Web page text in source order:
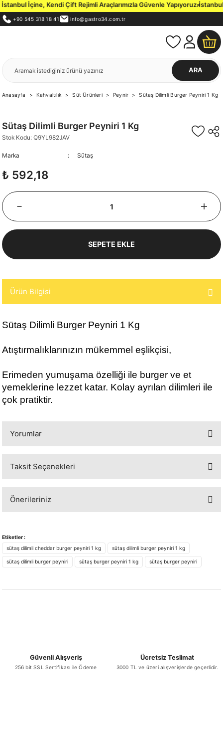
İçine, Kendi Çift Rejimli Araçlarımızla Güvenle Yapıyoruz.İstanbul
+90 545 318 18 41 info@gastro34.com.tr
ARA
Anasayfa Kahvaltılık Süt Ürünleri Peynir Sütaş Dilimli Burger Peyniri 1 Kg
Sütaş Dilimli Burger Peyniri 1 Kg
Stok Kodu: Q9YL982JAV
Marka Sütaş
₺ 592,18
SEPETE EKLE
Ürün Bilgisi
Sütaş Dilimli Burger Peyniri 1 Kg
Atıştırmalıklarınızın mükemmel eşlikçisi,
Erimeden yumuşama özelliği ile burger ve et
yemeklerine lezzet katar. Kolay ayrılan dilimleri ile
çok pratiktir.
Yorumlar
Taksit Seçenekleri
Önerileriniz
iletebilirsiniz.
Görüş ve önerileriniz için teşekkür ederiz.
Ürün açıklamasında eksik bilgiler bulunuyor.
Etiketler :
sütaş dilimli cheddar burger peyniri 1 kg
sütaş dilimli burger peyniri 1 kg
sütaş dilimli burger peyniri sütaş burger peyniri 1 kg sütaş burger peyniri
Güvenli Alışveriş
256 bit SSL Sertifikası ile Ödeme
Ücretsiz Teslimat
3000 TL ve üzeri alışverişlerde geçerlidir.